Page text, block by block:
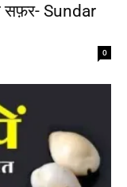
सफ़र- Sundar
0